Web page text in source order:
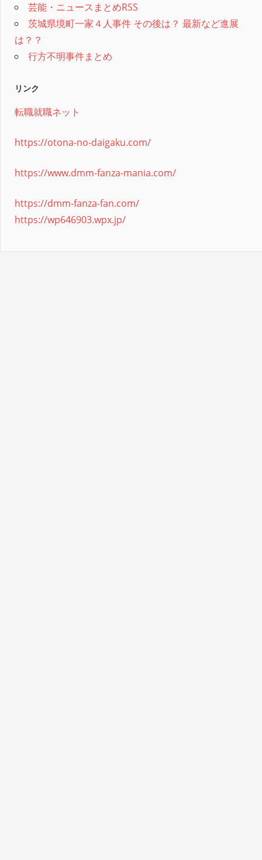
芸能・ニュースまとめRSS
茨城県境町一家４人事件 その後は？ 最新など進展
は？？
行方不明事件まとめ
リンク
転職就職ネット
https://otona-no-daigaku.com/
https://www.dmm-fanza-mania.com/
https://dmm-fanza-fan.com/
https://wp646903.wpx.jp/